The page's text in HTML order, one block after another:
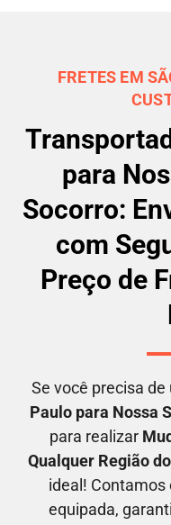
FRETES EM
para
Socorro:
com
Preço de
Se você precisa de
Paulo para Nossa
para realizar M
Qualquer Região
ideal!
equipada,